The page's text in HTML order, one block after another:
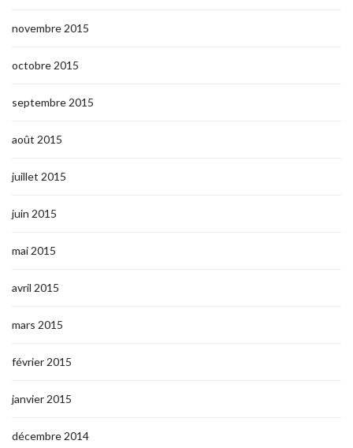
novembre 2015
octobre 2015
septembre 2015
août 2015
juillet 2015
juin 2015
mai 2015
avril 2015
mars 2015
février 2015
janvier 2015
décembre 2014